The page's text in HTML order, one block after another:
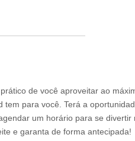
de você aproveitar ao
para você. Terá a
um horário para se divertir
e garanta de forma antecipada!